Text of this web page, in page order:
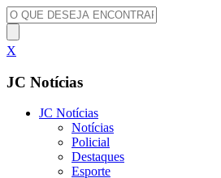
X
JC Notícias
JC Notícias
Notícias
Policial
Destaques
Esporte